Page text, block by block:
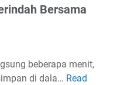
l
e
L
Bersama
beberapa menit,
di dala… Read